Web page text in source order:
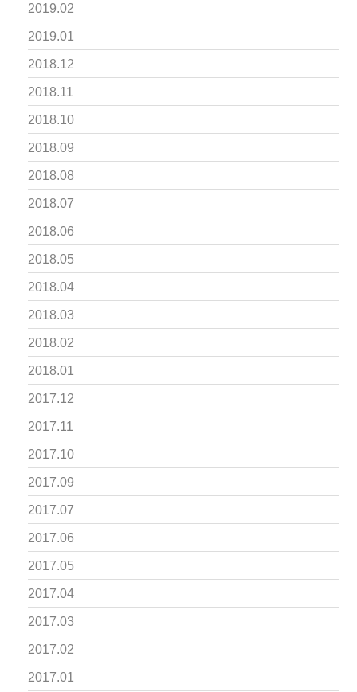
2019.02
2019.01
2018.12
2018.11
2018.10
2018.09
2018.08
2018.07
2018.06
2018.05
2018.04
2018.03
2018.02
2018.01
2017.12
2017.11
2017.10
2017.09
2017.07
2017.06
2017.05
2017.04
2017.03
2017.02
2017.01